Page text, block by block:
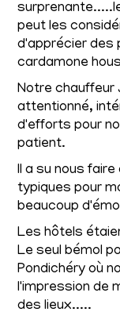
peut les
d'apprécier des
cardamone
Notre chauffeur
attentionné,
d'efforts pour
patient.
Il a su nous
typiques pour
beaucoup
Les hôtels
Le seul bémol
Pondichéry où
l'impression de
des lieux.....